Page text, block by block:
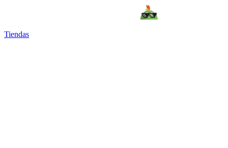
Tiendas